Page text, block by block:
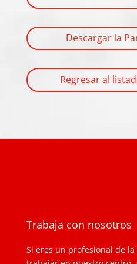
Descargar la
Regresar al
Trabaja con nosotros
Si eres un profesional de